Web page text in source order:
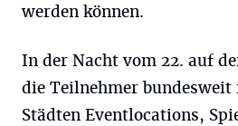
werden können.
In der Nacht vom 22. auf
die Teilnehmer bundesweit
Städten Eventlocations,